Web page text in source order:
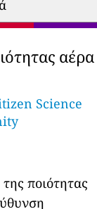
αέρα
Science
ποιότητας